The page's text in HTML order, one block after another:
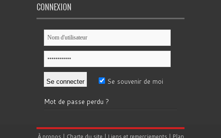
CONNEXION
Se souvenir de moi
Mot de passe perdu ?
À propos | Charte du site | Liens et remerciements | Plan